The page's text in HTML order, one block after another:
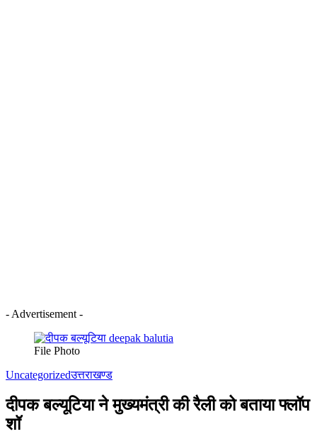
- Advertisement -
File Photo
Uncategorizedउत्तराखण्ड
दीपक बल्यूटिया ने मुख्यमंत्री की रैली को बताया फ्लॉप
शॉ